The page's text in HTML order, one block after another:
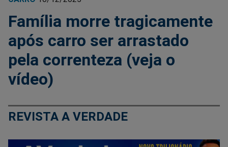
Família morre tragicamente
após carro ser arrastado
pela correnteza (veja o
vídeo)
REVISTA A VERDADE